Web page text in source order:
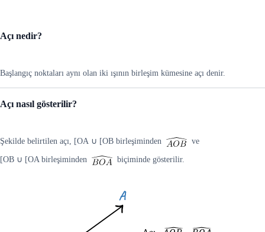
Açı nedir?
Başlangıç noktaları aynı olan iki ışının birleşim kümesine açı denir.
Açı nasıl gösterilir?
Şekilde belirtilen açı, [OA ∪ [OB birleşiminden ve
[OB ∪ [OA birleşiminden biçiminde gösterilir.